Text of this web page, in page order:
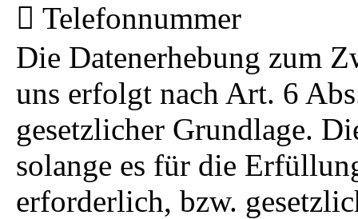
Telefonnummer
Die Datenerhebung zum
uns erfolgt nach Art. 6
gesetzlicher Grundlage.
solange es für die
erforderlich, bzw.